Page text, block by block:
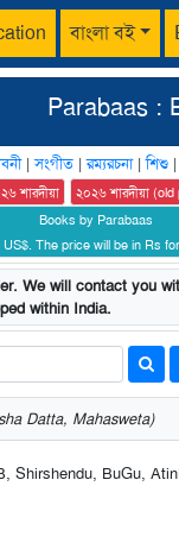
বাংলা বই
Parabaas :
|সংগীত |রম্যরচনা|শিশু
শারদীয়া ২০২৬ শারদীয়া
Books by Parabaas
The price will be in Rs
We will contact you
within India.
Datta, Mahasweta)
Shirshendu, BuGu,